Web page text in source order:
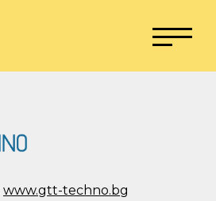
www.gtt-techno.bg